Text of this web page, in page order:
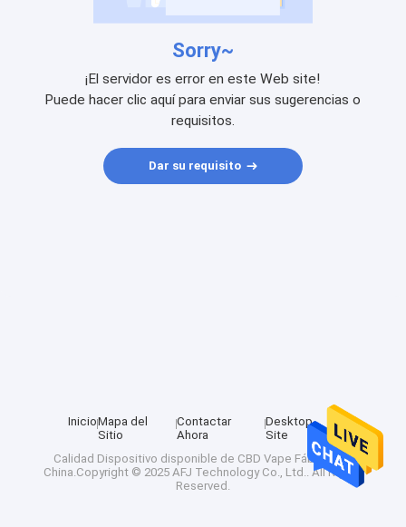
Sorry~
¡El servidor es error en este Web site!
Puede hacer clic aquí para enviar sus sugerencias o
requisitos.
Dar su requisito
InicioMapa del
Sitio
Contactar
Ahora
Desktop
Site
Calidad Dispositivo disponible de CBD Vape Fábrica De
China.Copyright © 2025 AFJ Technology Co., Ltd.. All Rights
Reserved.